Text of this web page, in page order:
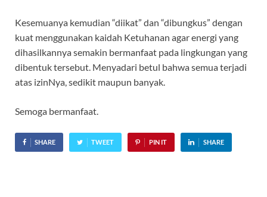
Kesemuanya kemudian “diikat” dan “dibungkus” dengan
kuat menggunakan kaidah Ketuhanan agar energi yang
dihasilkannya semakin bermanfaat pada lingkungan yang
dibentuk tersebut. Menyadari betul bahwa semua terjadi
atas izinNya, sedikit maupun banyak.
Semoga bermanfaat.
SHARE TWEET PIN IT SHARE